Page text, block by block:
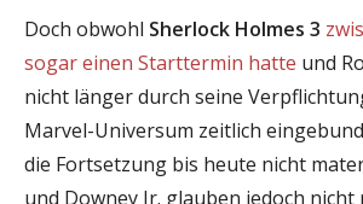
Doch obwohl Sherlock Holmes 3
sogar einen Starttermin hatte und
nicht länger durch seine
Marvel-Universum zeitlich
die Fortsetzung bis heute nicht
und Downey Jr. glauben jedoch